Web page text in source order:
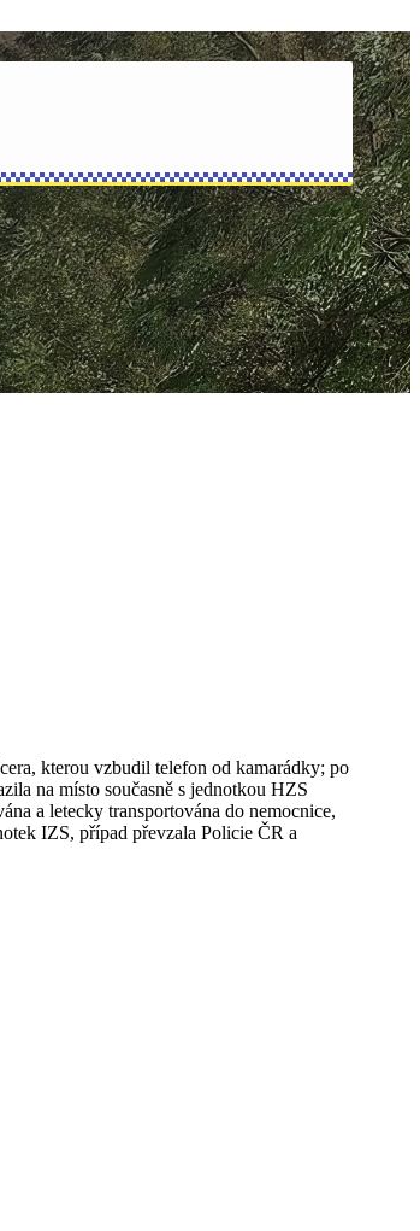
kterou vzbudil telefon od kamarádky; po
na místo současně s jednotkou HZS
a letecky transportována do nemocnice,
IZS, případ převzala Policie ČR a